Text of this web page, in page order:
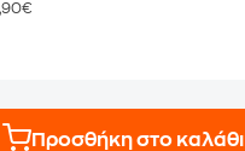
Προσθήκη στο καλάθι